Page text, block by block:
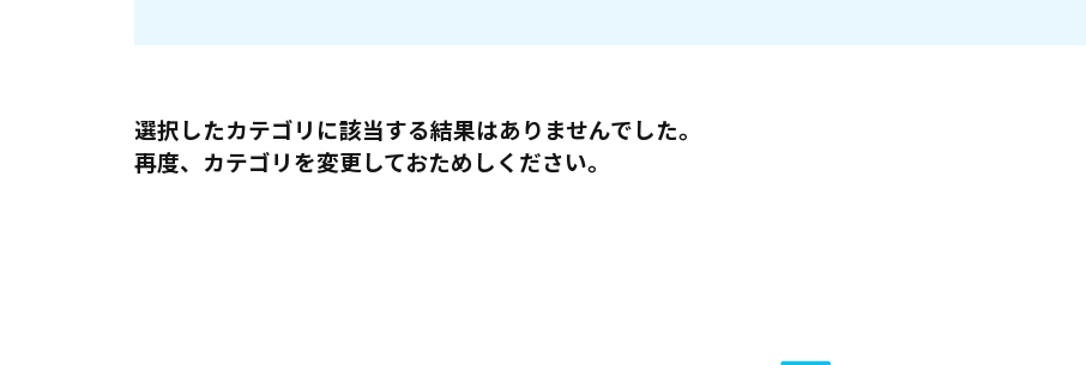
選択したカテゴリに該当する結果はありませんでした。
再度、カテゴリを変更しておためしください。